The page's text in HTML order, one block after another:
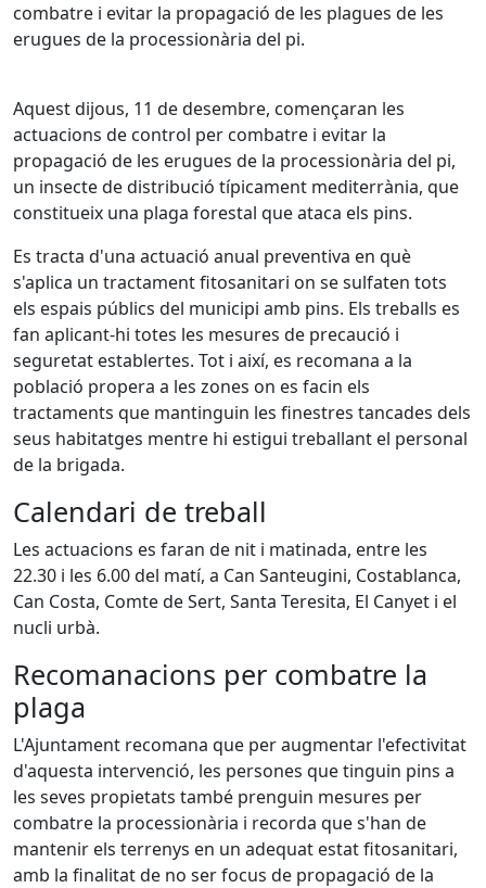
combatre i evitar la propagació de les plagues de les
erugues de la processionària del pi.
Aquest dijous, 11 de desembre, començaran les
actuacions de control per combatre i evitar la
propagació de les erugues de la processionària del pi,
un insecte de distribució típicament mediterrània, que
constitueix una plaga forestal que ataca els pins.
Es tracta d'una actuació anual preventiva en què
s'aplica un tractament fitosanitari on se sulfaten tots
els espais públics del municipi amb pins. Els treballs es
fan aplicant-hi totes les mesures de precaució i
seguretat establertes. Tot i així, es recomana a la
població propera a les zones on es facin els
tractaments que mantinguin les finestres tancades dels
seus habitatges mentre hi estigui treballant el personal
de la brigada.
Calendari de treball
Les actuacions es faran de nit i matinada, entre les
22.30 i les 6.00 del matí, a Can Santeugini, Costablanca,
Can Costa, Comte de Sert, Santa Teresita, El Canyet i el
nucli urbà.
Recomanacions per combatre la
plaga
L'Ajuntament recomana que per augmentar l'efectivitat
d'aquesta intervenció, les persones que tinguin pins a
les seves propietats també prenguin mesures per
combatre la processionària i recorda que s'han de
mantenir els terrenys en un adequat estat fitosanitari,
amb la finalitat de no ser focus de propagació de la